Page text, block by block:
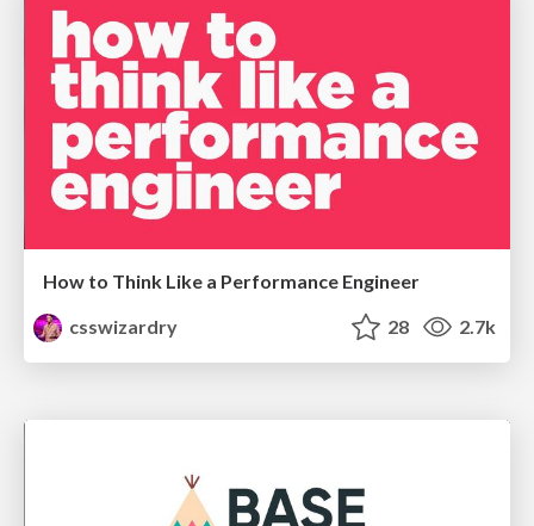
How to Think Like a Performance Engineer
csswizardry
28 2.7k